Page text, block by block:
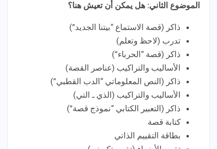
الموضوع الثاني: هل يمكن أن تعيش هنا؟
ذاكر (قصة الاستماع “بيتنا الجديد”)
تدرب (لاحظ وتعلم)
ذاكر (قصة “الحرباء”)
الأساليب والتراكيب (عناصر القصة)
ذاكر (النص المعلوماتي “الدب القطبي”)
الأساليب والتراكيب (الذي ـ التي)
ذاكر (التعبير الكتابي “نموذج قصة”)
كتابة قصة
بطاقة التقييم الذاتي